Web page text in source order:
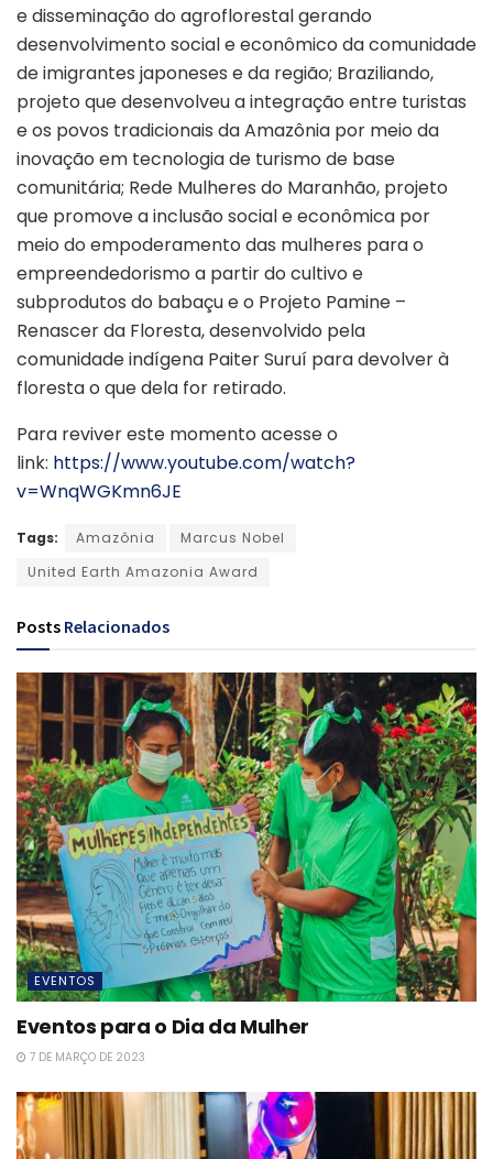
e disseminação do agroflorestal gerando
desenvolvimento social e econômico da comunidade
de imigrantes japoneses e da região; Braziliando,
projeto que desenvolveu a integração entre turistas
e os povos tradicionais da Amazônia por meio da
inovação em tecnologia de turismo de base
comunitária; Rede Mulheres do Maranhão, projeto
que promove a inclusão social e econômica por
meio do empoderamento das mulheres para o
empreendedorismo a partir do cultivo e
subprodutos do babaçu e o Projeto Pamine –
Renascer da Floresta, desenvolvido pela
comunidade indígena Paiter Suruí para devolver à
floresta o que dela for retirado.
Para reviver este momento acesse o
link: https://www.youtube.com/watch?
v=WnqWGKmn6JE
Tags: Amazônia
Marcus Nobel
United Earth Amazonia Award
Posts Relacionados
EVENTOS
Eventos para o Dia da Mulher
7 DE MARÇO DE 2023